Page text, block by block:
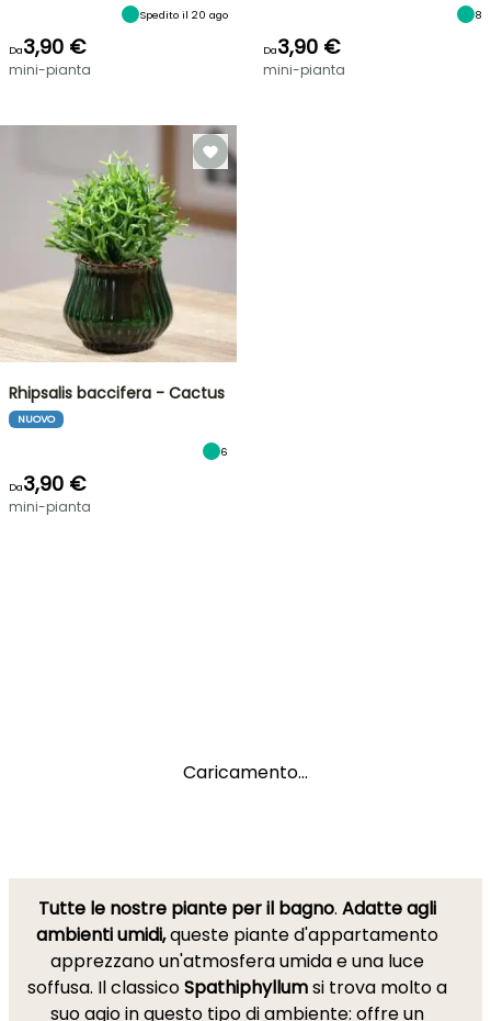
Spedito il 20 ago
Da3,90 €
mini-pianta
8
Da3,90 €
mini-pianta
Rhipsalis baccifera - Cactus
NUOVO
6
Da3,90 €
mini-pianta
Caricamento...
Tutte le nostre piante per il bagno. Adatte agli
ambienti umidi,queste piante d'appartamento
apprezzano un'atmosfera umida e una luce
soffusa. Il classicoSpathiphyllumsi trova molto a
suo agio in questo tipo di ambiente: offre un